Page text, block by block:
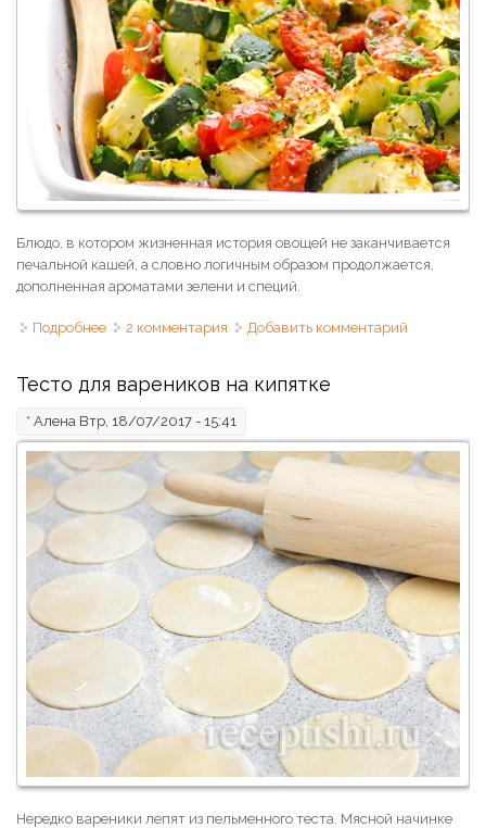
Блюдо, в котором жизненная история овощей не заканчивается
печальной кашей, а словно логичным образом продолжается,
дополненная ароматами зелени и специй.
Подробнее о Цуккини, запеченные с помидорами
2 комментария Добавить комментарий
Тесто для вареников на кипятке
* Алена Втр, 18/07/2017 - 15:41
Нередко вареники лепят из пельменного теста. Мясной начинке